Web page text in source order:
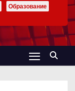
Образование